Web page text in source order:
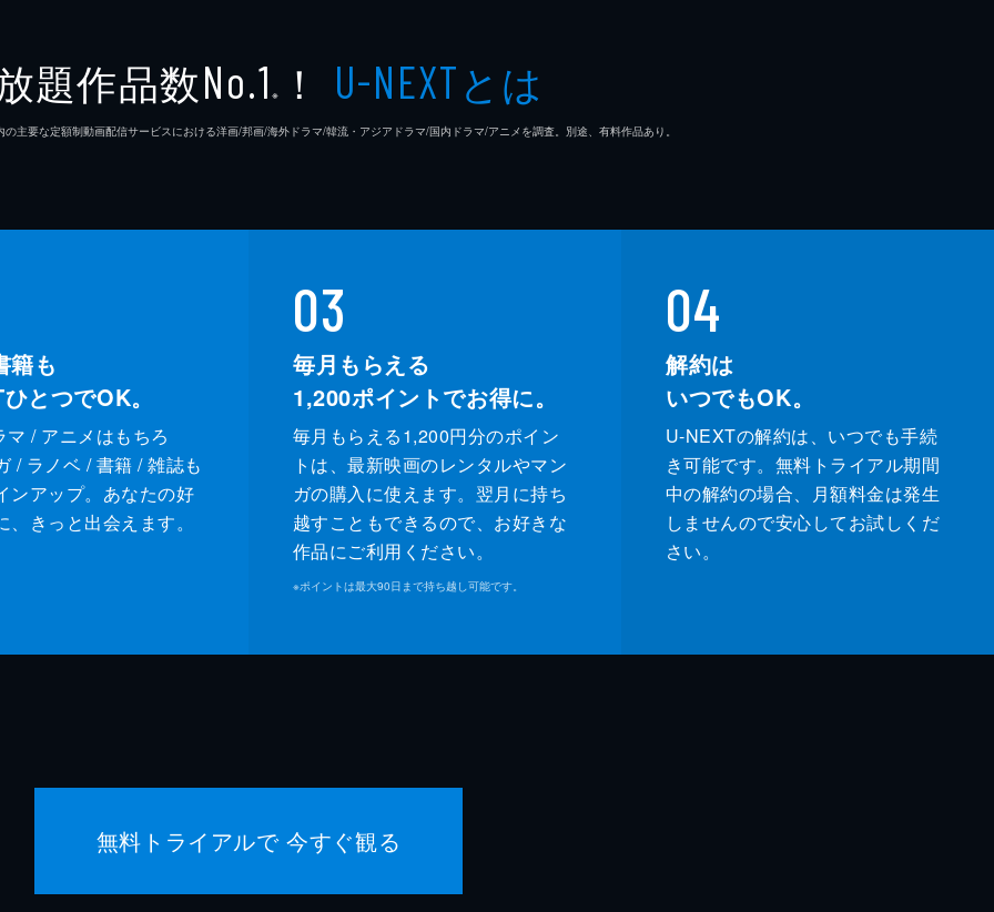
題作品数No.1 ※ ！ U-NEXTとは
主要な定額制動画配信サービスにおける洋画/邦画/海外ドラマ/韓流・アジアドラマ/国内ドラマ/アニメを調査。別途、有料作品あり。
籍も
とつでOK。
マ / アニメはもちろ
/ ラノベ / 書籍 / 雑誌も
ンアップ。あなたの好
、きっと出会えます。
03
毎月もらえる
1,200ポイントでお得に。
毎月もらえる1,200円分のポイン
トは、最新映画のレンタルやマン
ガの購入に使えます。翌月に持ち
越すこともできるので、お好きな
作品にご利用ください。
※ポイントは最大90日まで持ち越し可能です。
04
解約は
いつでもOK。
U-NEXTの解約は、いつでも手続
き可能です。無料トライアル期間
中の解約の場合、月額料金は発生
しませんので安心してお試しくだ
さい。
無料トライアルで 今すぐ観る